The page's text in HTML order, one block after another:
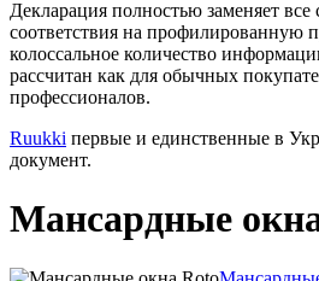
Декларация полностью заменяет все
соответствия на профилированную
колоссальное количество
рассчитан как для обычных
профессионалов.
Ruukki первые и единственные в
документ.
Мансардные